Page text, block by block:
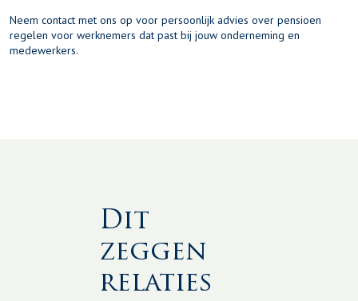
Neem contact met ons op voor persoonlijk advies over pensioen
regelen voor werknemers dat past bij jouw onderneming en
medewerkers.
Dit
zeggen
relaties